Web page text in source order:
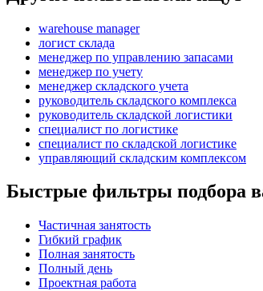
warehouse manager
логист склада
менеджер по управлению запасами
менеджер по учету
менеджер складского учета
руководитель складского комплекса
руководитель складской логистики
специалист по логистике
специалист по складской логистике
управляющий складским комплексом
Быстрые фильтры подбора
Частичная занятость
Гибкий график
Полная занятость
Полный день
Проектная работа